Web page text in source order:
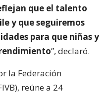
que el talento
y que seguiremos
para que niñas y
”, declaró.
la Federación
reúne a 24